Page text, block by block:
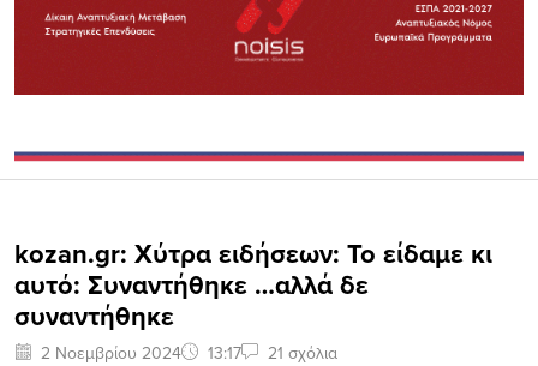
kozan.gr: Χύτρα ειδήσεων: Το είδαμε κι
αυτό: Συναντήθηκε …αλλά δε
συναντήθηκε
2 Νοεμβρίου 2024 13:17 21 σχόλια